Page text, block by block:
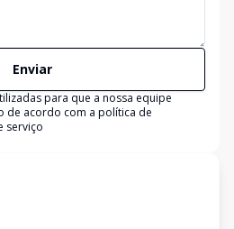
Enviar
para que a nossa equipe
de acordo com a política de
serviço